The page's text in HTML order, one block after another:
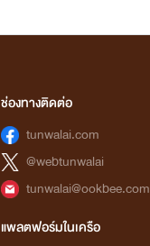
ช่องทางติดต่อ
tunwalai.com
@webtunwalai
tunwalai@ookbee.com
แพลตฟอร์มในเครือ